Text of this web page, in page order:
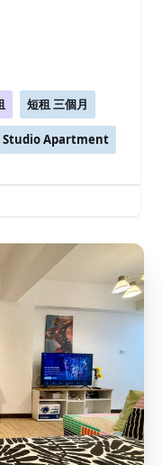
短租 三個月
Studio Apartment